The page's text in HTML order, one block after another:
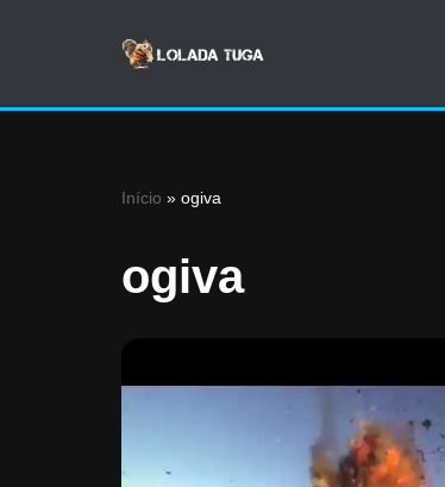
Início » ogiva
ogiva